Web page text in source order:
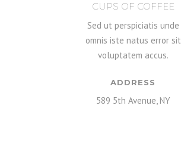
CUPS OF COFFEE
Sed ut perspiciatis unde
omnis iste natus error sit
voluptatem accus.
ADDRESS
589 5th Avenue, NY